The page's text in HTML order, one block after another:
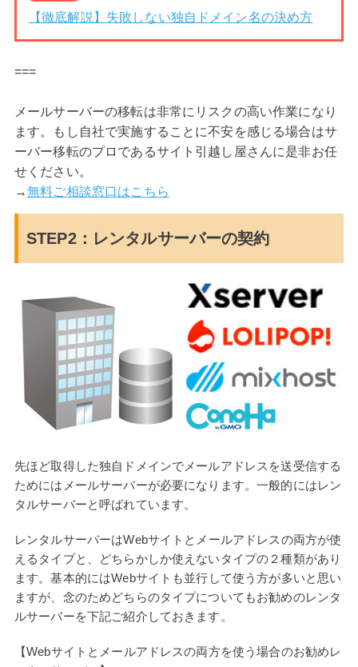
【徹底解説】失敗しない独自ドメイン名の決め方
===
メールサーバーの移転は非常にリスクの高い作業になり
ます。もし自社で実施することに不安を感じる場合はサ
ーバー移転のプロであるサイト引越し屋さんに是非お任
せください。
→無料ご相談窓口はこちら
STEP2：レンタルサーバーの契約
先ほど取得した独自ドメインでメールアドレスを送受信する
ためにはメールサーバーが必要になります。一般的にはレン
タルサーバーと呼ばれています。
レンタルサーバーはWebサイトとメールアドレスの両方が使
えるタイプと、どちらかしか使えないタイプの２種類があり
ます。基本的にはWebサイトも並行して使う方が多いと思い
ますが、念のためどちらのタイプについてもお勧めのレンタ
ルサーバーを下記ご紹介しておきます。
【Webサイトとメールアドレスの両方を使う場合のお勧めレ